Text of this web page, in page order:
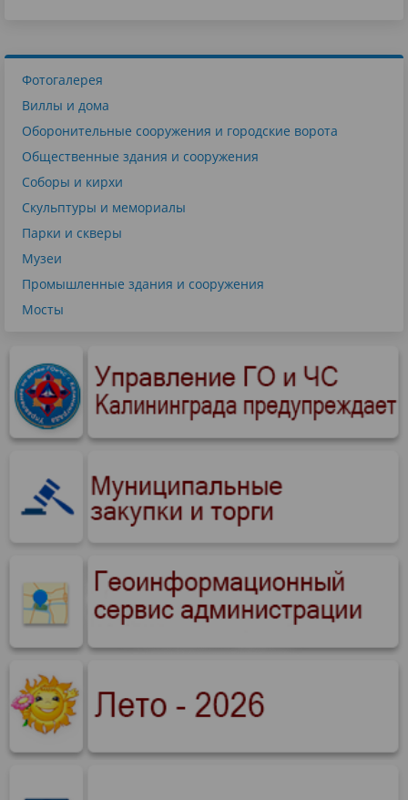
Фотогалерея
Виллы и дома
Оборонительные сооружения и городские ворота
Общественные здания и сооружения
Соборы и кирхи
Скульптуры и мемориалы
Парки и скверы
Музеи
Промышленные здания и сооружения
Мосты